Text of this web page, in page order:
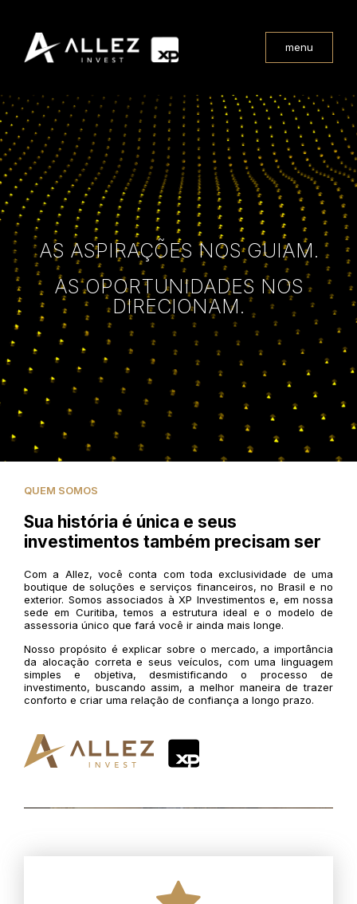
menu
AS ASPIRAÇÕES NOS GUIAM.
AS OPORTUNIDADES NOS
DIRECIONAM.
QUEM SOMOS
Sua história é única e seus
investimentos também precisam ser
Com a Allez, você conta com toda exclusividade de uma
boutique de soluções e serviços financeiros, no Brasil e no
exterior. Somos associados à XP Investimentos e, em nossa
sede em Curitiba, temos a estrutura ideal e o modelo de
assessoria único que fará você ir ainda mais longe.
Nosso propósito é explicar sobre o mercado, a importância
da alocação correta e seus veículos, com uma linguagem
simples e objetiva, desmistificando o processo de
investimento, buscando assim, a melhor maneira de trazer
conforto e criar uma relação de confiança a longo prazo.